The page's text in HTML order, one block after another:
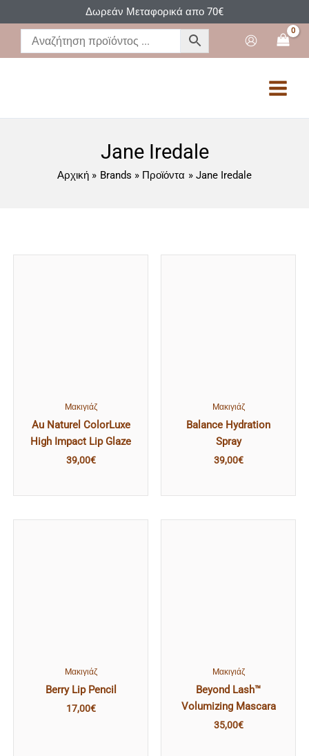
στο
περιεχόμενο
Δωρεάν Μεταφορικά απο 70€
Jane Iredale
Αρχική Brands Προϊόντα Jane Iredale
Mακιγιάζ
Au Naturel ColorLuxe
High Impact Lip Glaze
39,00€
Mακιγιάζ
Balance Hydration
Spray
39,00€
Mακιγιάζ
Berry Lip Pencil
17,00€
Mακιγιάζ
Beyond Lash™
Volumizing Mascara
35,00€